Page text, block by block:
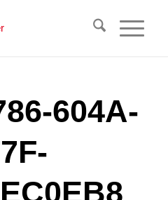
604A-